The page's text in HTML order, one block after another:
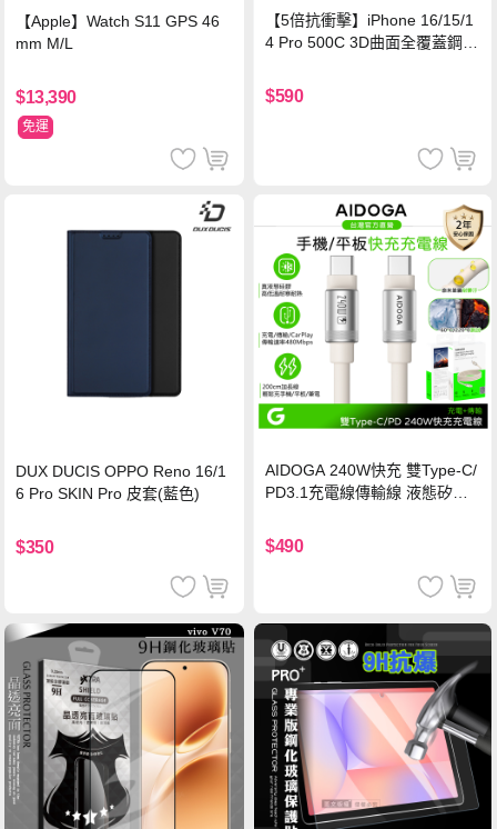
【Apple】Watch S11 GPS 46
mm M/L
$13,390
免運
【5倍抗衝擊】iPhone 16/15/1
4 Pro 500C 3D曲面全覆蓋鋼化
保護貼
$590
DUX DUCIS OPPO Reno 16/1
6 Pro SKIN Pro 皮套(藍色)
$350
AIDOGA 240W快充 雙Type-C/
PD3.1充電線傳輸線 液態矽膠
機/平板/筆電
$490